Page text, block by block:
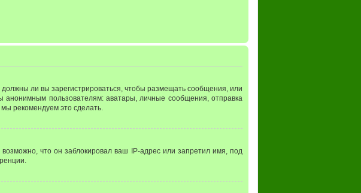
ли вы зарегистрироваться, чтобы размещать сообщения, или
анонимным пользователям: аватары, личные сообщения, отправка
мы рекомендуем это сделать.
что он заблокировал ваш IP-адрес или запретил имя, под